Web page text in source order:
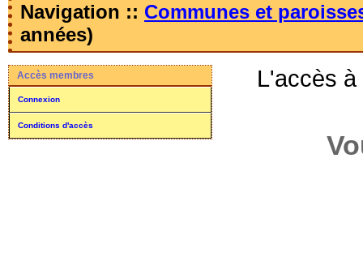
Navigation :: Communes et
années)
Accès membres
Connexion
Conditions d'accès
L'accès